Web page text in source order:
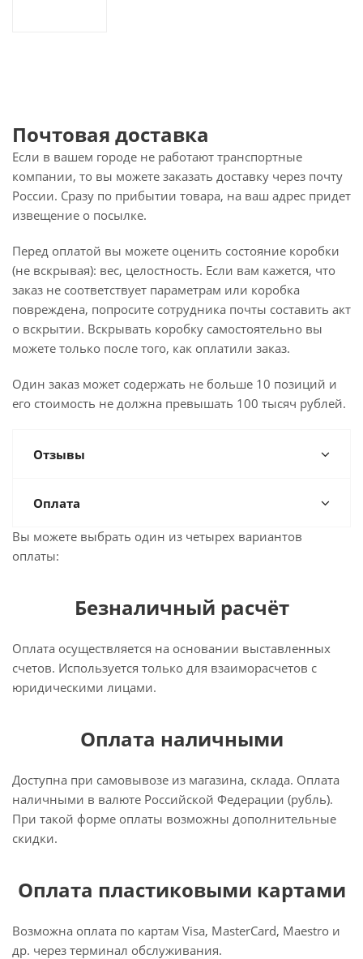
Почтовая доставка
Если в вашем городе не работают транспортные
компании, то вы можете заказать доставку через почту
России. Сразу по прибытии товара, на ваш адрес придет
извещение о посылке.
Перед оплатой вы можете оценить состояние коробки
(не вскрывая): вес, целостность. Если вам кажется, что
заказ не соответствует параметрам или коробка
повреждена, попросите сотрудника почты составить акт
о вскрытии. Вскрывать коробку самостоятельно вы
можете только после того, как оплатили заказ.
Один заказ может содержать не больше 10 позиций и
его стоимость не должна превышать 100 тысяч рублей.
Отзывы
Оплата
Вы можете выбрать один из четырех вариантов
оплаты:
Безналичный расчёт
Оплата осуществляется на основании выставленных
счетов. Используется только для взаиморасчетов с
юридическими лицами.
Оплата наличными
Доступна при самовывозе из магазина, склада. Оплата
наличными в валюте Российской Федерации (рубль).
При такой форме оплаты возможны дополнительные
скидки.
Оплата пластиковыми картами
Возможна оплата по картам Visa, MasterCard, Maestro и
др. через терминал обслуживания.